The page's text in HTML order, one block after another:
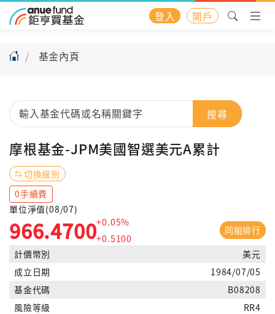
登入 開戶
基金內頁
搜尋
摩根基金-JPM美國智選美元A累計
切換級別
0手續費
單位淨值(08/07)
966.4700+0.05%
+0.5100
同組排行
計價幣別
美元
成立日期
1984/07/05
基金代碼
B08208
風險等級
RR4